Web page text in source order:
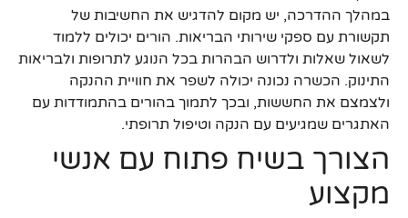
במהלך ההדרכה, יש מקום להדגיש את החשיבות של
תקשורת עם ספקי שירותי הבריאות. הורים יכולים ללמוד
לשאול שאלות ולדרוש הבהרות בכל הנוגע לתרופות ולבריאות
התינוק. הכשרה נכונה יכולה לשפר את חוויית ההנקה
ולצמצם את החששות, ובכך לתמוך בהורים בהתמודדות עם
האתגרים שמגיעים עם הנקה וטיפול תרופתי.
הצורך בשיח פתוח עם אנשי
מקצוע